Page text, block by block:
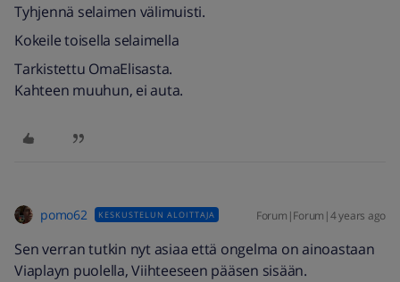
Tyhjennä selaimen välimuisti.
Kokeile toisella selaimella
Tarkistettu OmaElisasta.
Kahteen muuhun, ei auta.
pomo62 KESKUSTELUN ALOITTAJA Forum|Forum|4 years ago
Sen verran tutkin nyt asiaa että ongelma on ainoastaan
Viaplayn puolella, Viihteeseen pääsen sisään.